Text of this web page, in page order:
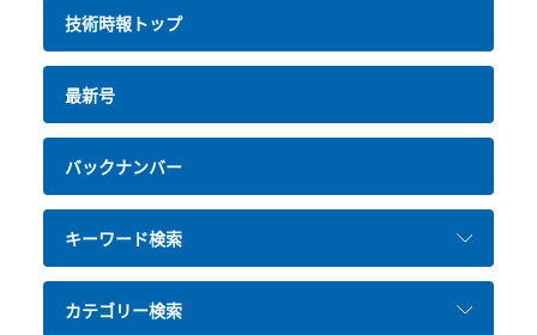
技術時報トップ
最新号
バックナンバー
キーワード検索
カテゴリー検索